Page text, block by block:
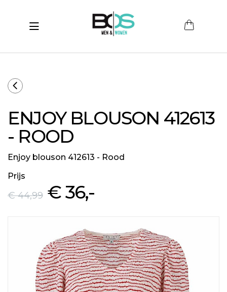
(Men)
(Sale)
Toggle navigation
ENJOY BLOUSON 412613
- ROOD
Enjoy blouson 412613 - Rood
Prijs
€ 44,99 € 36,-